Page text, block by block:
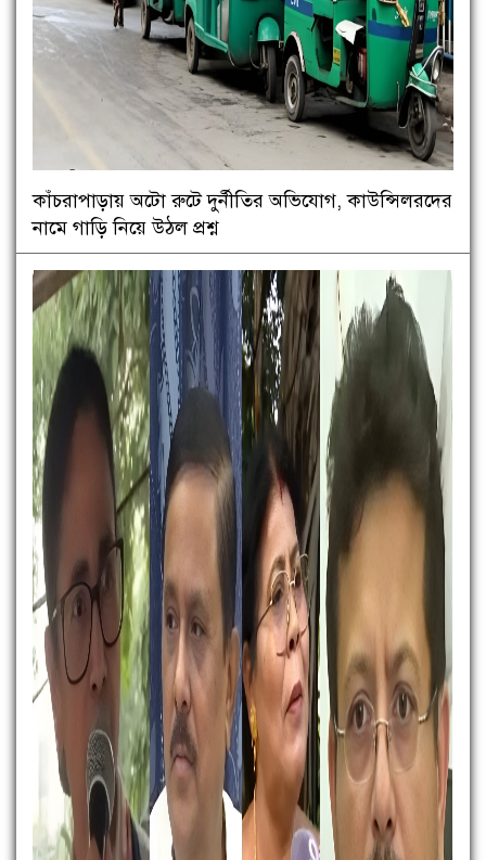
কাঁচরাপাড়ায় অটো রুটে দুর্নীতির অভিযোগ, কাউন্সিলরদের
নামে গাড়ি নিয়ে উঠল প্রশ্ন